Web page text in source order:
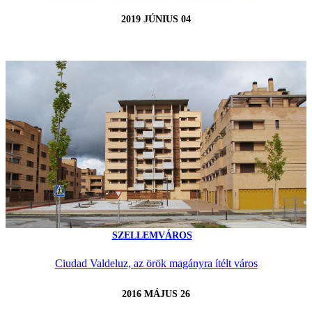
2019 JÚNIUS 04
SZELLEMVÁROS
Ciudad Valdeluz, az örök magányra ítélt város
2016 MÁJUS 26